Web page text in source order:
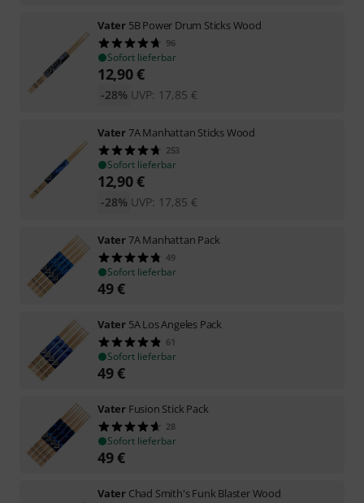
Vater 5B Power Drum Sticks Wood
96
Sofort lieferbar
12,90€
UVP: 17,85 €
-28%
Vater7A Manhattan Sticks Wood
253
Sofort lieferbar
12,90€
UVP: 17,85 €
-28%
Vater7A Manhattan Pack
49
Sofort lieferbar
49€
Vater 5A Los Angeles Pack
61
Sofort lieferbar
49€
Vater Fusion Stick Pack
28
Sofort lieferbar
49€
Vater Chad Smith's Funk Blaster Wood